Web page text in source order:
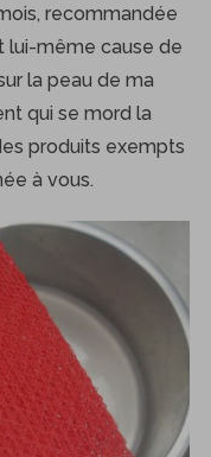
recommandée
lui-même cause de
la peau de ma
qui se mord la
produits exempts
à vous.